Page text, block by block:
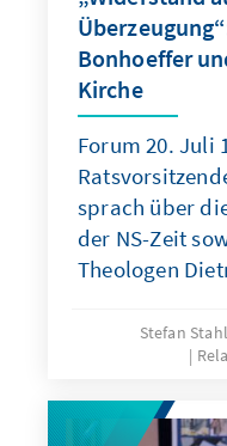
Bonhoeffer
Kirche
Forum 20. Juli
sprach über
der NS-Zeit
Theologen
Stefan